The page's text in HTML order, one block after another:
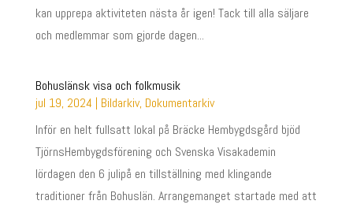
kan upprepa aktiviteten nästa år igen! Tack till alla säljare
och medlemmar som gjorde dagen...
Bohuslänsk visa och folkmusik
jul 19, 2024 | Bildarkiv, Dokumentarkiv
Inför en helt fullsatt lokal på Bräcke Hembygdsgård bjöd
TjörnsHembygdsförening och Svenska Visakademin
lördagen den 6 julipå en tillställning med klingande
traditioner från Bohuslän. Arrangemanget startade med att